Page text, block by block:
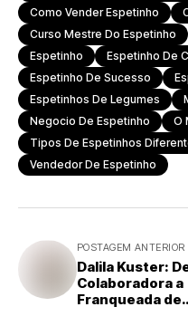
Como Vender Espetinho
Curso Mestre Do Espetinho
Espetinho
Espetinho De
Espetinho De Sucesso
Espetinhos De Legumes
Negocio De Espetinho
O
Tipos De Espetinhos
Vendedor De Espetinho
POSTAGEM ANTERIOR
Dalila Kuster:
Colaboradora a
Franqueada de